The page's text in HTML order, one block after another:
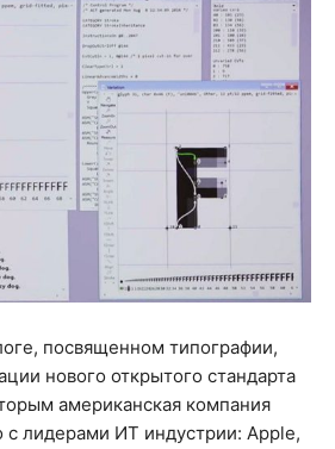
посвященном типографии,
нового открытого стандарта
американская компания
с лидерами ИТ индустрии: Apple,